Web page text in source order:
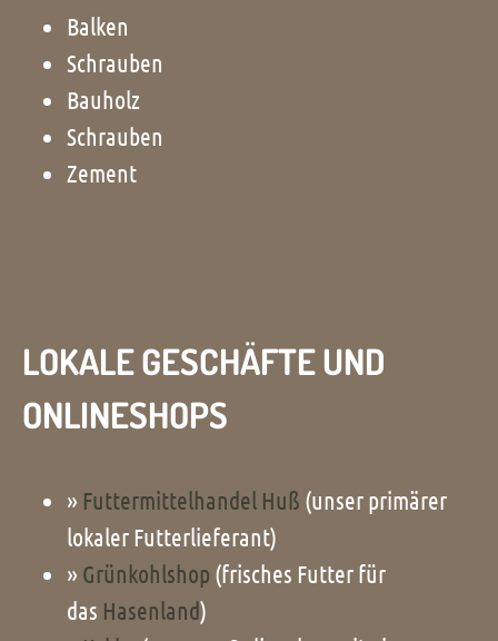
Balken
Schrauben
Bauholz
Schrauben
Zement
LOKALE GESCHÄFTE UND
ONLINESHOPS
» Futtermittelhandel Huß (unser primärer
lokaler Futterlieferant)
»Grünkohlshop (frisches Futter für
das Hasenland)